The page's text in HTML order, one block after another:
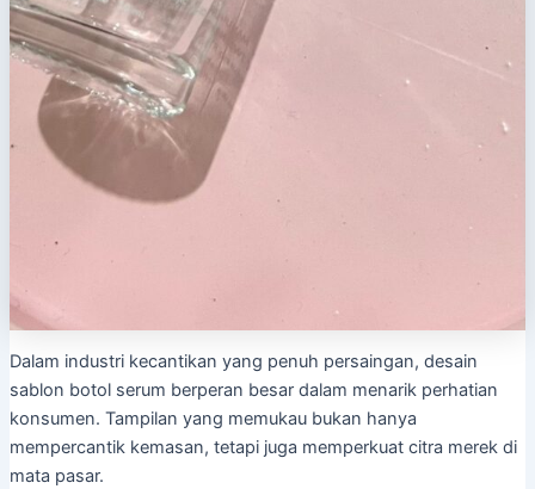
Dalam industri kecantikan yang penuh persaingan, desain
sablon botol serum berperan besar dalam menarik perhatian
konsumen. Tampilan yang memukau bukan hanya
mempercantik kemasan, tetapi juga memperkuat citra merek di
mata pasar.